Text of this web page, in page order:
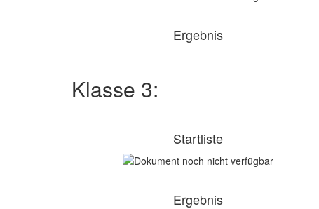
Ergebnis
Klasse 3:
Startliste
Ergebnis